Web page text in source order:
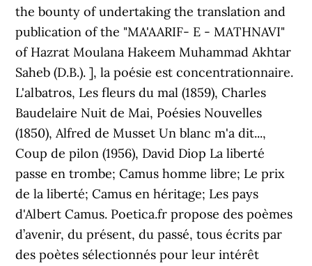
the bounty of undertaking the translation and
publication of the "MA'AARIF- E - MATHNAVI"
of Hazrat Moulana Hakeem Muhammad Akhtar
Saheb (D.B.). ], la poésie est concentrationnaire.
L'albatros, Les fleurs du mal (1859), Charles
Baudelaire Nuit de Mai, Poésies Nouvelles
(1850), Alfred de Musset Un blanc m'a dit...,
Coup de pilon (1956), David Diop La liberté
passe en trombe; Camus homme libre; Le prix
de la liberté; Camus en héritage; Les pays
d'Albert Camus. Poetica.fr propose des poèmes
d’avenir, du présent, du passé, tous écrits par
des poètes sélectionnés pour leur intérêt